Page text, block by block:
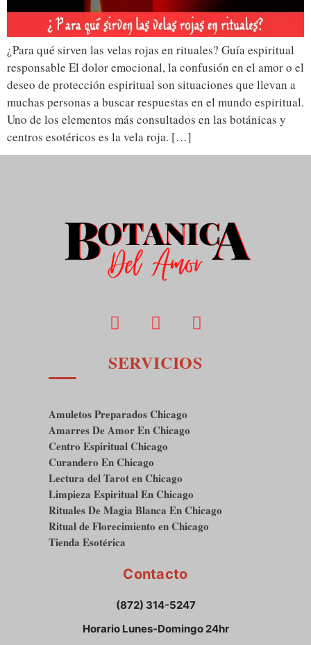
¿Para qué sirven las velas rojas en rituales? Guía espiritual
responsable El dolor emocional, la confusión en el amor o el
deseo de protección espiritual son situaciones que llevan a
muchas personas a buscar respuestas en el mundo espiritual.
Uno de los elementos más consultados en las botánicas y
centros esotéricos es la vela roja. […]
SERVICIOS
Amuletos Preparados Chicago
Amarres De Amor En Chicago
Centro Espiritual Chicago
Curandero En Chicago
Lectura del Tarot en Chicago
Limpieza Espiritual En Chicago
Rituales De Magia Blanca En Chicago
Ritual de Florecimiento en Chicago
Tienda Esotérica
Contacto
(872) 314-5247
Horario Lunes-Domingo 24hr